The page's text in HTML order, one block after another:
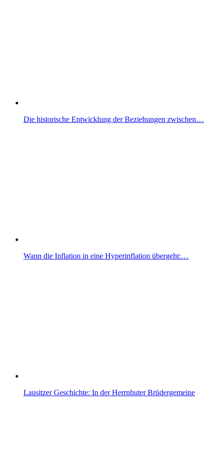
Die historische Entwicklung der Beziehungen zwischen…
Wann die Inflation in eine Hyperinflation übergeht:…
Lausitzer Geschichte: In der Herrnhuter Brüdergemeine